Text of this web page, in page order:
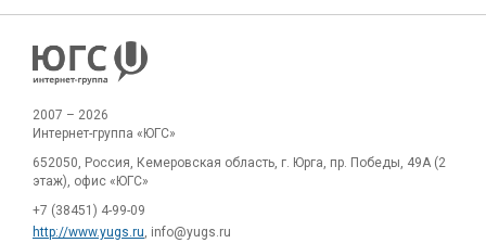
2007 – 2026
Интернет-группа «ЮГС»
652050, Россия, Кемеровская область, г. Юрга, пр. Победы, 49А (2
этаж), офис «ЮГС»
+7 (38451) 4-99-09
http://www.yugs.ru , info@yugs.ru